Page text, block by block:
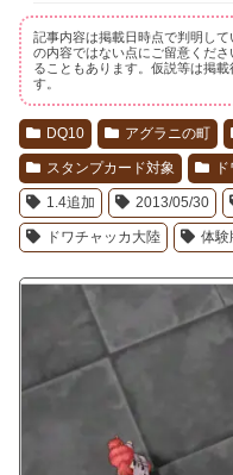
記事内容は掲載日時点で判明し
の内容ではない点にご留意くだ
ることもあります。仮説等は掲
す。
DQ10 アグラニの町
スタンプカード対象
1.4追加 2013/05/30
ドワチャッカ大陸 体験